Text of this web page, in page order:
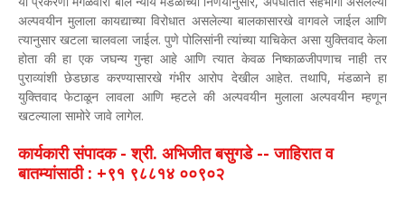
अल्पवयीन मुलाला कायद्याच्या विरोधात असलेल्या बालकासारखे वागवले जाईल आणि
त्यानुसार खटला चालवला जाईल. पुणे पोलिसांनी त्यांच्या याचिकेत असा युक्तिवाद केला
होता की हा एक जघन्य गुन्हा आहे आणि त्यात केवळ निष्काळजीपणाच नाही तर
पुराव्यांशी छेडछाड करण्यासारखे गंभीर आरोप देखील आहेत. तथापि, मंडळाने हा
युक्तिवाद फेटाळून लावला आणि म्हटले की अल्पवयीन मुलाला अल्पवयीन म्हणून
खटल्याला सामोरे जावे लागेल.
कार्यकारी संपादक - श्री. अभिजीत बसुगडे -- जाहिरात व
बातम्यांसाठी : +९१ ९८८१४ ००९०२